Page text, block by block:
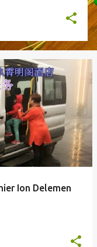
Ion Delemen